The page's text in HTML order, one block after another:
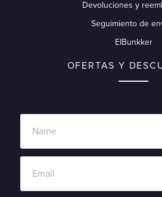
Devoluciones y
Seguimiento de
ElBunkker
OFERTAS Y